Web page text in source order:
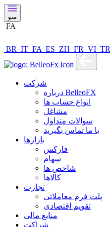
منو
FA
BR IT FA ES ZH FR VI TR
شرکت
درباره BelleoFX
انواع حساب ها
مشاغل
سوالات متداول
با ما تماس بگیرید
بازارها
فارکس
سهام
شاخص ها
کالاها
تجارت
پلت فرم معاملاتی
تقویم اقتصادی
منابع مالی
شراکت